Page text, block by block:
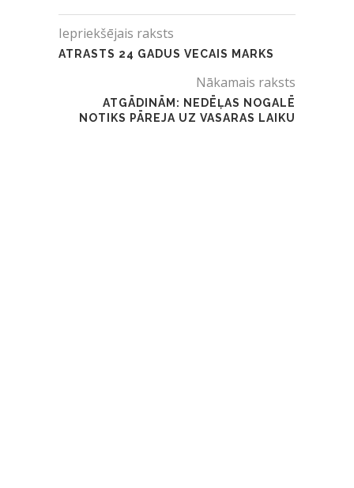
Iepriekšējais raksts
ATRASTS 24 GADUS VECAIS MARKS
Nākamais raksts
ATGĀDINĀM: NEDĒĻAS NOGALĒ
NOTIKS PĀREJA UZ VASARAS LAIKU